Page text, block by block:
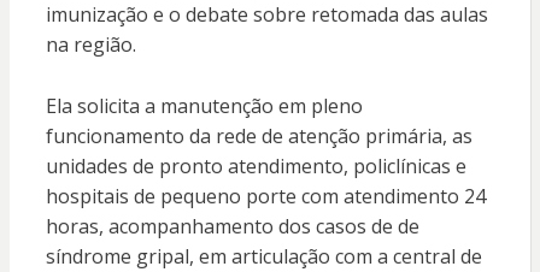
imunização e o debate sobre retomada das aulas
na região.
Ela solicita a manutenção em pleno
funcionamento da rede de atenção primária, as
unidades de pronto atendimento, policlínicas e
hospitais de pequeno porte com atendimento 24
horas, acompanhamento dos casos de de
síndrome gripal, em articulação com a central de